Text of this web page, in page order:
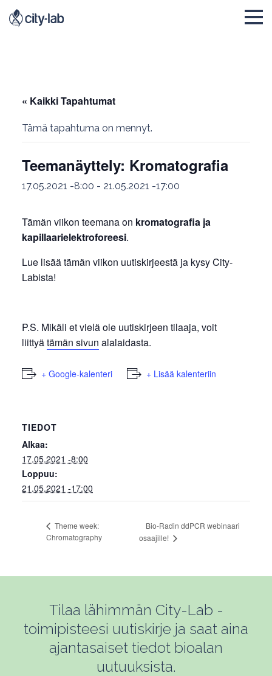
« Kaikki Tapahtumat
Tämä tapahtuma on mennyt.
Teemanäyttely: Kromatografia
17.05.2021 -8:00 - 21.05.2021 -17:00
Tämän viikon teemana on kromatografia ja
kapillaarielektroforeesi.
Lue lisää tämän viikon uutiskirjeestä ja kysy City-
Labista!
P.S. Mikäli et vielä ole uutiskirjeen tilaaja, voit
liittyätämän sivun alalaidasta.
+ Google-kalenteri + Lisää kalenteriin
TIEDOT
Alkaa:
17.05.2021 -8:00
Loppuu:
21.05.2021 -17:00
Theme week:
Chromatography
Bio-Radin ddPCR webinaari
osaajille!
Tilaa lähimmän City-Lab -
toimipisteesi uutiskirje ja saat aina
ajantasaiset tiedot bioalan
uutuuksista.